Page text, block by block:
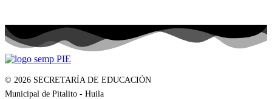
I.E.M Palmarito
© 2026 SECRETARÍA DE EDUCACIÓN
Municipal de Pitalito - Huila